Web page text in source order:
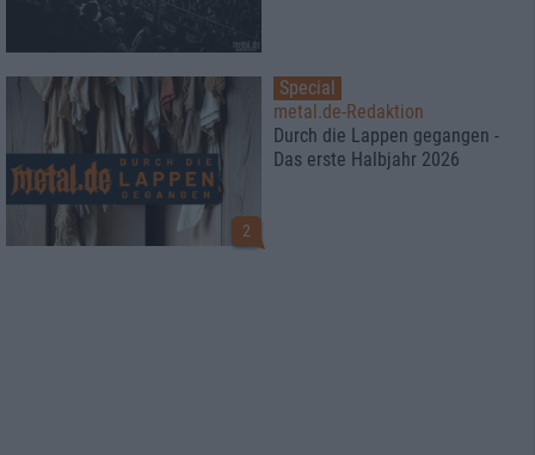
2
Special
metal.de-Redaktion
Durch die Lappen gegangen -
Das erste Halbjahr 2026